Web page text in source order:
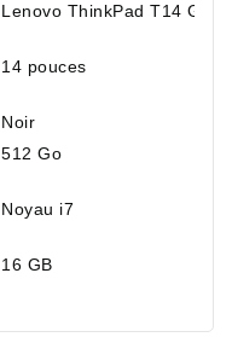
Lenovo ThinkPad T14 Gen
14 pouces
Noir
512 Go
Noyau i7
16 GB